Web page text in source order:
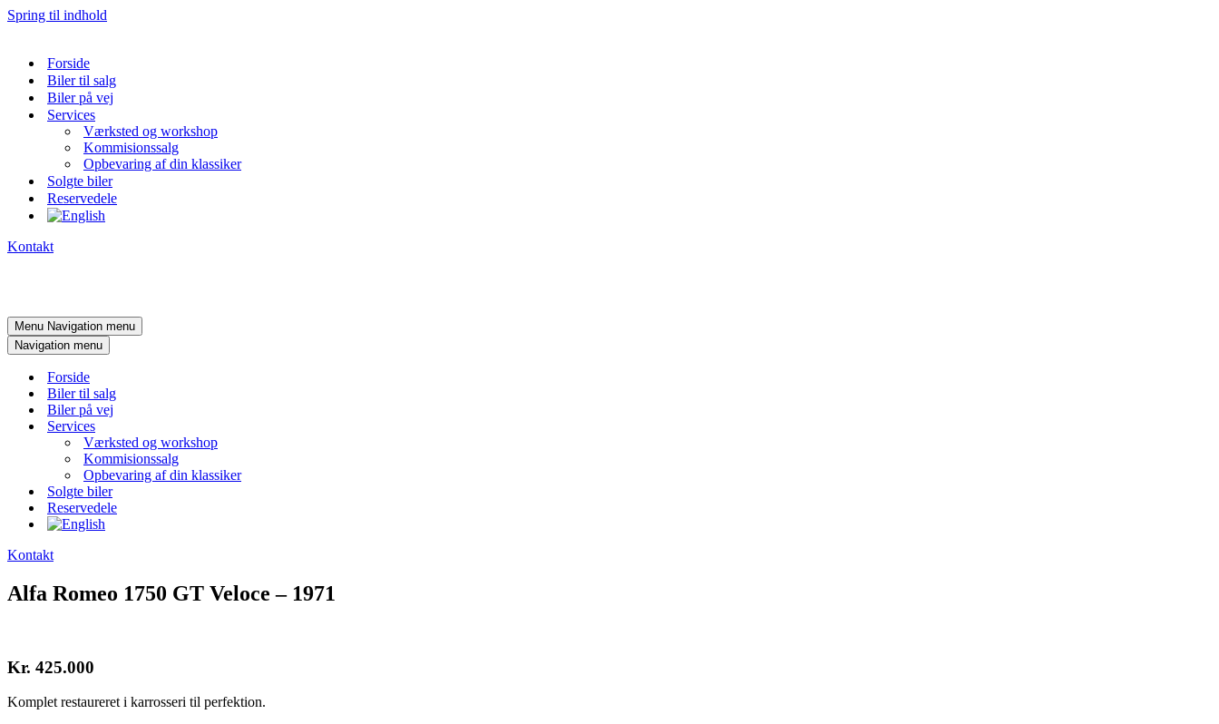
Spring til indhold
Forside
Biler til salg
Biler på vej
Services
Værksted og workshop
Kommisionssalg
Opbevaring af din klassiker
Solgte biler
Reservedele
Kontakt
Menu Navigation menu
Navigation menu
Forside
Biler til salg
Biler på vej
Services
Værksted og workshop
Kommisionssalg
Opbevaring af din klassiker
Solgte biler
Reservedele
Kontakt
Alfa Romeo 1750 GT Veloce – 1971
Kr. 425.000
Komplet restaureret i karrosseri til perfektion.